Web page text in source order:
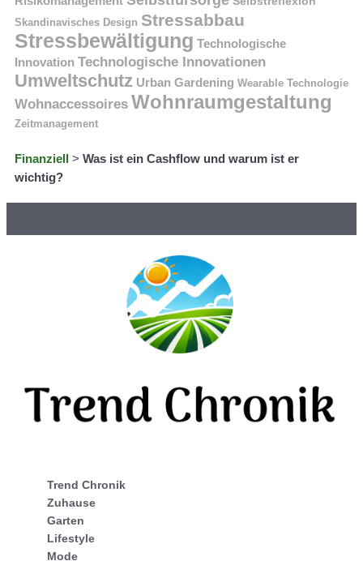
Skandinavisches Design Stressabbau
Stressbewältigung Technologische
Innovation Technologische Innovationen
Umweltschutz Urban Gardening Wearable Technologie
Wohnaccessoires Wohnraumgestaltung
Zeitmanagement
Finanziell > Was ist ein Cashflow und warum ist er
wichtig?
Trend Chronik
Zuhause
Garten
Lifestyle
Mode